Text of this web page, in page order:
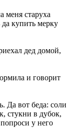
меня старуха
купить мерку
дед домой,
и говорит
Да вот беда: соли
стукни в дубок,
у него